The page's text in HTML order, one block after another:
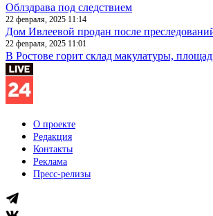
Облздрава под следствием
22 февраля, 2025 11:14
Дом Ивлеевой продан после
22 февраля, 2025 11:01
В Ростове горит склад макулатуры,
О проекте
Редакция
Контакты
Реклама
Пресс-релизы